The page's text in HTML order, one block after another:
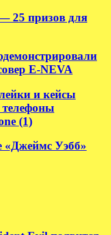
25 призов для
E-NEVA
и кейсы
(1)
«Джеймс Уэбб»